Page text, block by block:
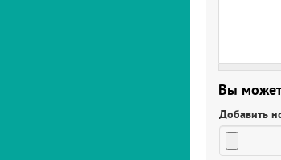
Вы
Добавить